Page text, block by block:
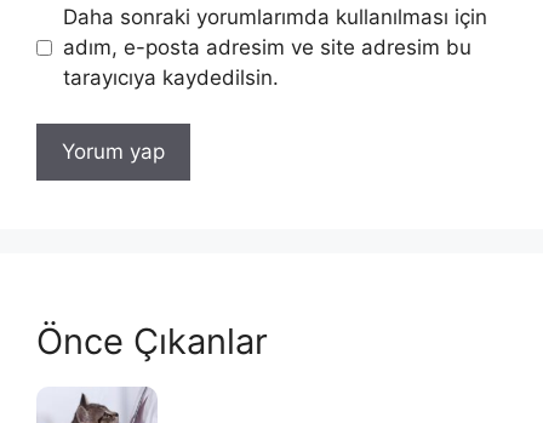
Daha sonraki yorumlarımda kullanılması için
adım, e-posta adresim ve site adresim bu
tarayıcıya kaydedilsin.
Önce Çıkanlar